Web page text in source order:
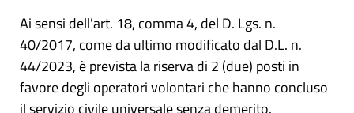
Ai sensi dell'art. 18, comma 4, del D. Lgs. n.
40/2017, come da ultimo modificato dal D.L. n.
44/2023, è prevista la riserva di 2 (due) posti in
favore degli operatori volontari che hanno concluso
il servizio civile universale senza demerito.